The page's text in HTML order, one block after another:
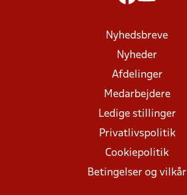
Nyhedsbreve
Nyheder
Afdelinger
Medarbejdere
Ledige stillinger
Privatlivspolitik
Cookiepolitik
Betingelser og vilkår